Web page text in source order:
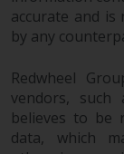
Arten
accurate and
by any
Redwheel
vendors,
believes to be
data, which